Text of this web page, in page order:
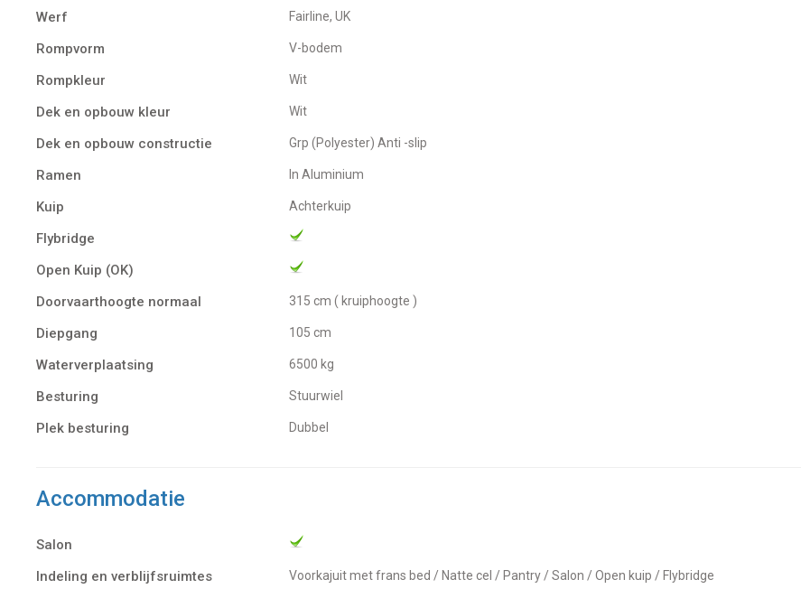
Werf Fairline, UK
Rompvorm V-bodem
Rompkleur Wit
Dek en opbouw kleur Wit
Dek en opbouw constructie Grp (Polyester) Anti -slip
Ramen in Aluminium
Kuip Achterkuip
Flybridge
Open Kuip (OK)
Doorvaarthoogte normaal
315 cm ( kruiphoogte )
Diepgang 105 cm
Waterverplaatsing 6500 kg
Besturing Stuurwiel
Plek besturing Dubbel
Accommodatie
Salon
Indeling en verblijfsruimtes
Voorkajuit met frans bed / Natte cel / Pantry / Salon / Open kuip / Flybridge